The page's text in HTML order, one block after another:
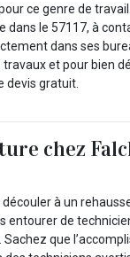
ce genre de
dans le 57117, à
dans ses
et pour bien
devis gratuit.
chez
à un
entourer de
que